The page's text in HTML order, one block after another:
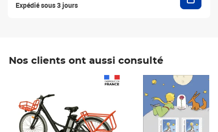
Expédié sous 3 jours
Nos clients ont aussi consulté
Prix 7,50€